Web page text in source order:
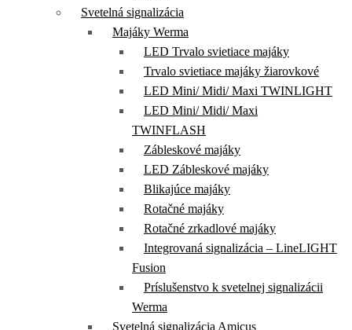
Svetelná signalizácia
Majáky Werma
LED Trvalo svietiace majáky
Trvalo svietiace majáky žiarovkové
LED Mini/ Midi/ Maxi TWINLIGHT
LED Mini/ Midi/ Maxi
TWINFLASH
Zábleskové majáky
LED Zábleskové majáky
Blikajúce majáky
Rotačné majáky
Rotačné zrkadlové majáky
Integrovaná signalizácia – LineLIGHT
Fusion
Príslušenstvo k svetelnej signalizácii
Werma
Svetelná signalizácia Amicus